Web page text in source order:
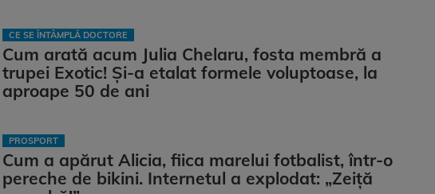
CE SE ÎNTÂMPLĂ DOCTORE
Cum arată acum Julia Chelaru, fosta membră a
trupei Exotic! Și-a etalat formele voluptoase, la
aproape 50 de ani
PROSPORT
Cum a apărut Alicia, fiica marelui fotbalist, într-o
pereche de bikini. Internetul a explodat: „Zeiță